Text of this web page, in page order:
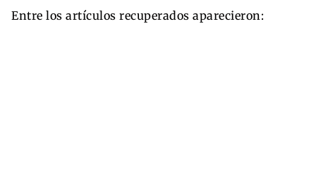
Entre los artículos recuperados aparecieron: